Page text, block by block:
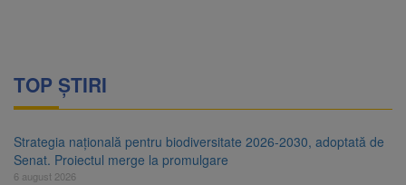
TOP ȘTIRI
Strategia națională pentru biodiversitate 2026-2030, adoptată de
Senat. Proiectul merge la promulgare
6 august 2026